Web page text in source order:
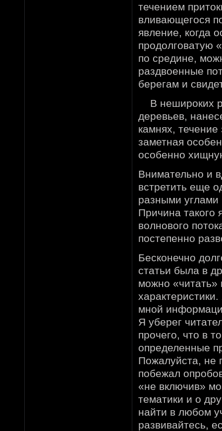
течением
вливающегося
явление, когда
продолговатую
по средине,
раздвоенные
берегам и
В нешироких
деревьев,
камнях,
заметная
особенно
Внимательно и
встретить еще
разными углами
Причина такого
волнового
постепенно
Бесконечно
статьи была в
можно «читать»
мной
Я уберег
прочего, что в
определенные
Пожалуйста, не
побежал
«не включив»
тематики и о
найти в любом
развивайтесь,